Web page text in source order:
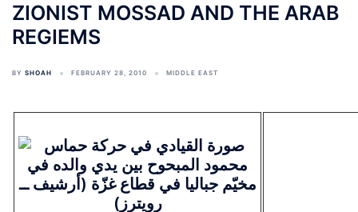
ZIONIST MOSSAD AND THE ARAB
REGIEMS
BY SHOAH FEBRUARY 28, 2010 MIDDLE EAST